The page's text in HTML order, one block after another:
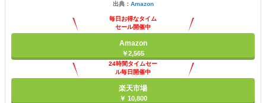
出典： Amazon
毎日お得なタイム
セール開催中
Amazon
￥2,565
24時間タイムセー
ル毎日開催中
楽天市場
￥ 10,800